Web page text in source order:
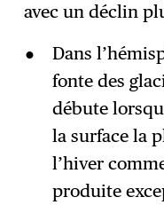
avec un déclin
Dans
fonte des
débute
la surface la
l’hiver
produite